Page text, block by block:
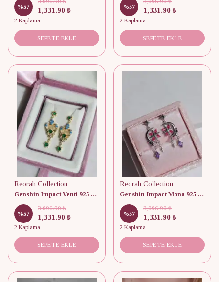
%57 1,331.90 ₺
2 Kaplama
SEPETE EKLE
%57 1,331.90 ₺
2 Kaplama
SEPETE EKLE
Reorah Collection
Genshin Impact Venti 925 Gümüş Küpe
%57
3,096.90 ₺
1,331.90 ₺
2 Kaplama
SEPETE EKLE
Reorah Collection
Genshin Impact Mona 925 Gümüş Küpe
%57
3,096.90 ₺
1,331.90 ₺
2 Kaplama
SEPETE EKLE